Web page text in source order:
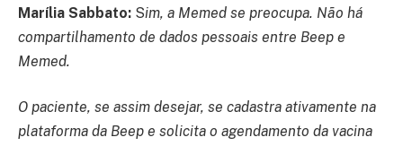
Marília Sabbato: Sim, a Memed se preocupa. Não há
compartilhamento de dados pessoais entre Beep e
Memed.
O paciente, se assim desejar, se cadastra ativamente na
plataforma da Beep e solicita o agendamento da vacina